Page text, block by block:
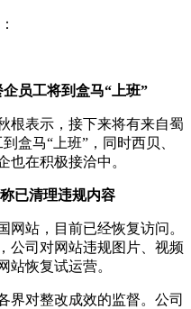
员工将到盒马“上班”
表示，接下来将有来自蜀
盒马“上班”，同时西贝、
也在积极接洽中。
已清理违规内容
站，目前已经恢复访问。
公司对网站违规图片、视频
站恢复试运营。
对整改成效的监督。公司